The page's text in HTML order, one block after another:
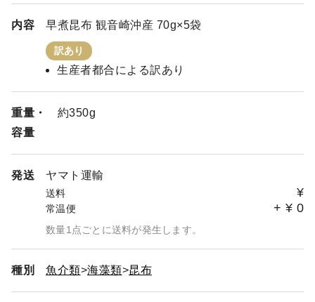
内容 早煮昆布 観音崎沖産 70g×5袋
訳あり
生産者都合による訳あり
重量・
容量
約350g
発送 ヤマト運輸
送料 ¥
常温便 + ¥ 0
数量1点ごとに送料が発生します。
種別 魚介類 海藻類 昆布